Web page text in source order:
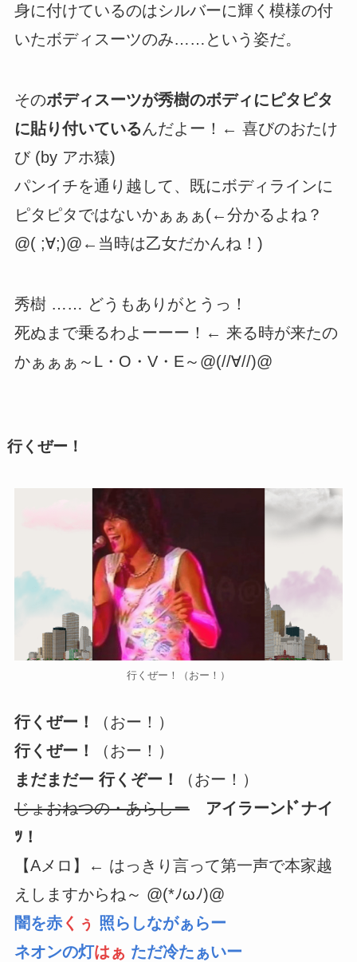
身に付けているのはシルバーに輝く模様の付
いたボディスーツのみ……という姿だ。
そのボディスーツが秀樹のボディにピタピタ
に貼り付いているんだよー！← 喜びのおたけ
び (by アホ猿)
パンイチを通り越して、既にボディラインに
ピタピタではないかぁぁぁ(←分かるよね？
@( ;∀;)@←当時は乙女だかんね！)
秀樹 …… どうもありがとうっ！
死ぬまで乗るわよーーー！← 来る時が来たの
かぁぁぁ～L・O・V・E～@(//∀//)@
行くぜー！
行くぜー！（おー！）
行くぜー！
（おー！）
行くぜー！
（おー！）
まだまだー 行くぞー！
（おー！）
じょおねつの・あらしー
アイラーンﾄﾞナイ
ﾂ！
【Aメロ】← はっきり言って第一声で本家越
えしますからね～ @(*ﾉωﾉ)@
闇を赤くぅ 照らしながぁらー
ネオンの灯はぁ ただ冷たぁいー